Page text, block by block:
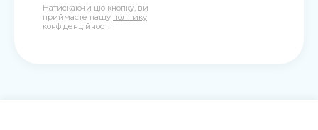
Натискаючи цю кнопку, ви
приймаєте нашу політику
конфіденційності